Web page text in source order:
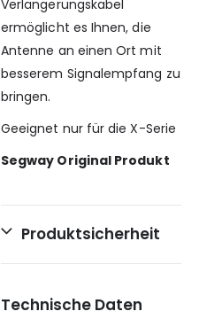
Verlängerungskabel
ermöglicht es Ihnen, die
Antenne an einen Ort mit
besserem Signalempfang zu
bringen.
Geeignet nur für die X-Serie
Segway Original Produkt
Produktsicherheit
Technische Daten